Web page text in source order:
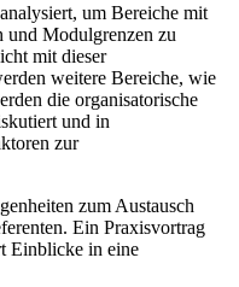
um Bereiche mit
und Modulgrenzen zu
mit dieser
weitere Bereiche, wie
die organisatorische
und in
zur
zum Austausch
Ein Praxisvortrag
Einblicke in eine